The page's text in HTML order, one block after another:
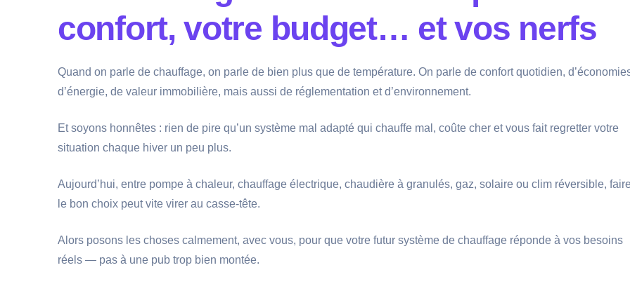
confort, votre budget… et vos nerfs
Quand on parle de chauffage, on parle de bien plus que de température. On parle de confort quotidien,
d’énergie, de valeur immobilière, mais aussi de réglementation et d’environnement.
Et soyons honnêtes : rien de pire qu’un système mal adapté qui chauffe mal, coûte cher et vous fait regretter votre
situation chaque hiver un peu plus.
Aujourd’hui, entre pompe à chaleur, chauffage électrique, chaudière à granulés, gaz, solaire ou clim réversible,
le bon choix peut vite virer au casse-tête.
Alors posons les choses calmement, avec vous, pour que votre futur système de chauffage réponde à vos besoins
réels — pas à une pub trop bien montée.